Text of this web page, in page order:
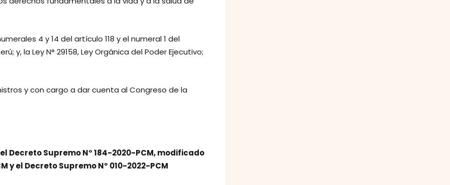
4 y 14 del artículo 118 y el numeral 1 del
y, la Ley N° 29158, Ley Orgánica del Poder Ejecutivo;
y con cargo a dar cuenta al Congreso de la
Supremo N° 184-2020-PCM, modificado
y el Decreto Supremo N° 010-2022-PCM